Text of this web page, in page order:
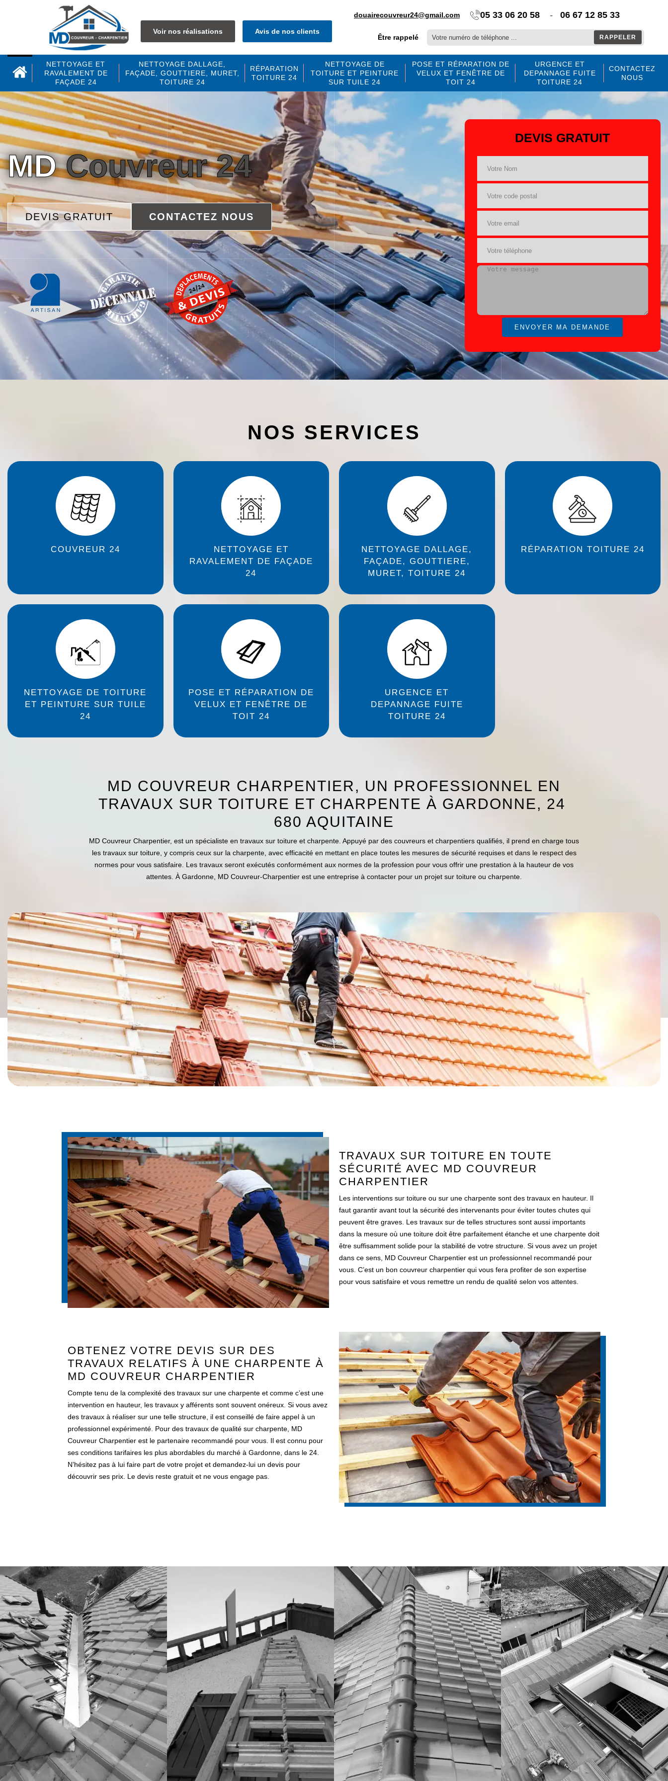
Voir nos réalisations Avis de nos clients
douairecouvreur24@gmail.com 05 33 06 20 58 - 06 67 12 85 33
Être rappelé
NETTOYAGE ET
RAVALEMENT DE
FAÇADE 24
NETTOYAGE DALLAGE,
FAÇADE, GOUTTIERE, MURET,
TOITURE 24
RÉPARATION
TOITURE 24
NETTOYAGE DE
TOITURE ET PEINTURE
SUR TUILE 24
POSE ET RÉPARATION DE
VELUX ET FENÊTRE DE
TOIT 24
URGENCE ET
DEPANNAGE FUITE
TOITURE 24
CONTACTEZ
NOUS
MDCouvreur 24
DEVIS GRATUIT CONTACTEZ NOUS
DEVIS GRATUIT
NOS SERVICES
COUVREUR 24
NETTOYAGE ET
RAVALEMENT DE FAÇADE
24
NETTOYAGE DALLAGE,
FAÇADE, GOUTTIERE,
MURET, TOITURE 24
RÉPARATION TOITURE 24
NETTOYAGE DE TOITURE
ET PEINTURE SUR TUILE
24
POSE ET RÉPARATION DE
VELUX ET FENÊTRE DE
TOIT 24
URGENCE ET
DEPANNAGE FUITE
TOITURE 24
MD COUVREUR CHARPENTIER, UN PROFESSIONNEL EN
TRAVAUX SUR TOITURE ET CHARPENTE À GARDONNE, 24
680 AQUITAINE
MD Couvreur Charpentier, est un spécialiste en travaux sur toiture et charpente. Appuyé par des couvreurs et charpentiers qualifiés, il prend en charge tous
les travaux sur toiture, y compris ceux sur la charpente, avec efficacité en mettant en place toutes les mesures de sécurité requises et dans le respect des
normes pour vous satisfaire. Les travaux seront exécutés conformément aux normes de la profession pour vous offrir une prestation à la hauteur de vos
attentes. À Gardonne, MD Couvreur-Charpentier est une entreprise à contacter pour un projet sur toiture ou charpente.
TRAVAUX SUR TOITURE EN TOUTE
SÉCURITÉ AVEC MD COUVREUR
CHARPENTIER
Les interventions sur toiture ou sur une charpente sont des travaux en hauteur. Il
faut garantir avant tout la sécurité des intervenants pour éviter toutes chutes qui
peuvent être graves. Les travaux sur de telles structures sont aussi importants
dans la mesure où une toiture doit être parfaitement étanche et une charpente doit
être suffisamment solide pour la stabilité de votre structure. Si vous avez un projet
dans ce sens, MD Couvreur Charpentier est un professionnel recommandé pour
vous. C’est un bon couvreur charpentier qui vous fera profiter de son expertise
pour vous satisfaire et vous remettre un rendu de qualité selon vos attentes.
OBTENEZ VOTRE DEVIS SUR DES
TRAVAUX RELATIFS À UNE CHARPENTE À
MD COUVREUR CHARPENTIER
Compte tenu de la complexité des travaux sur une charpente et comme c’est une
intervention en hauteur, les travaux y afférents sont souvent onéreux. Si vous avez
des travaux à réaliser sur une telle structure, il est conseillé de faire appel à un
professionnel expérimenté. Pour des travaux de qualité sur charpente, MD
Couvreur Charpentier est le partenaire recommandé pour vous. Il est connu pour
ses conditions tarifaires les plus abordables du marché à Gardonne, dans le 24.
N’hésitez pas à lui faire part de votre projet et demandez-lui un devis pour
découvrir ses prix. Le devis reste gratuit et ne vous engage pas.